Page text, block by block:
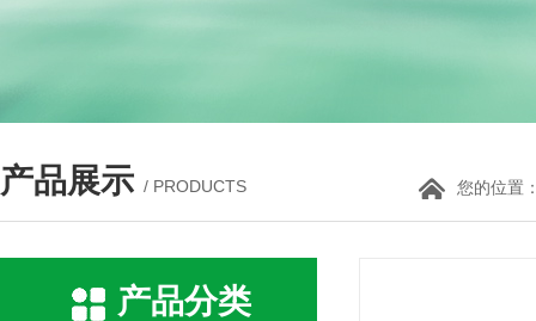
产品展示 / PRODUCTS 您的位置
产品分类